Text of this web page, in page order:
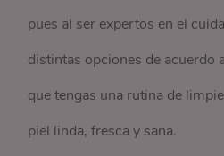
pues al ser expertos en el
distintas opciones de acuerdo
que tengas una rutina de
piel linda, fresca y sana.